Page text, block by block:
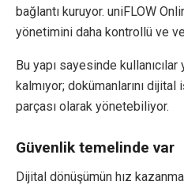
bağlantı kuruyor. uniFLOW
yönetimini daha kontrollü ve
Bu yapı sayesinde kullanıcılar
kalmıyor; dokümanlarını
parçası olarak yönetebiliyor.
Güvenlik temelinde var
Dijital dönüşümün hız